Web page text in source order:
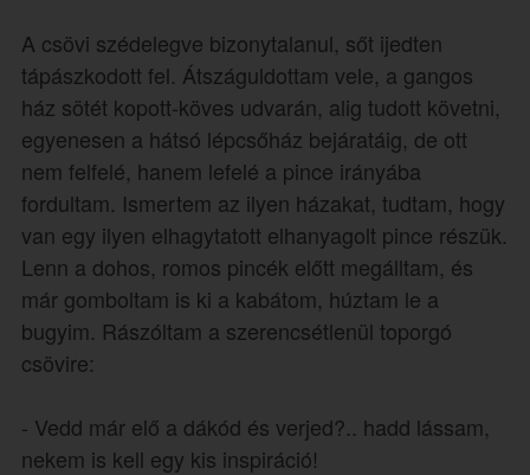
A csövi szédelegve bizonytalanul, sőt ijedten
tápászkodott fel. Átszáguldottam vele, a gangos
ház sötét kopott-köves udvarán, alig tudott követni,
egyenesen a hátsó lépcsőház bejáratáig, de ott
nem felfelé, hanem lefelé a pince irányába
fordultam. Ismertem az ilyen házakat, tudtam, hogy
van egy ilyen elhagytatott elhanyagolt pince részük.
Lenn a dohos, romos pincék előtt megálltam, és
már gomboltam is ki a kabátom, húztam le a
bugyim. Rászóltam a szerencsétlenül toporgó
csövire:
- Vedd már elő a dákód és verjed?.. hadd lássam,
nekem is kell egy kis inspiráció!